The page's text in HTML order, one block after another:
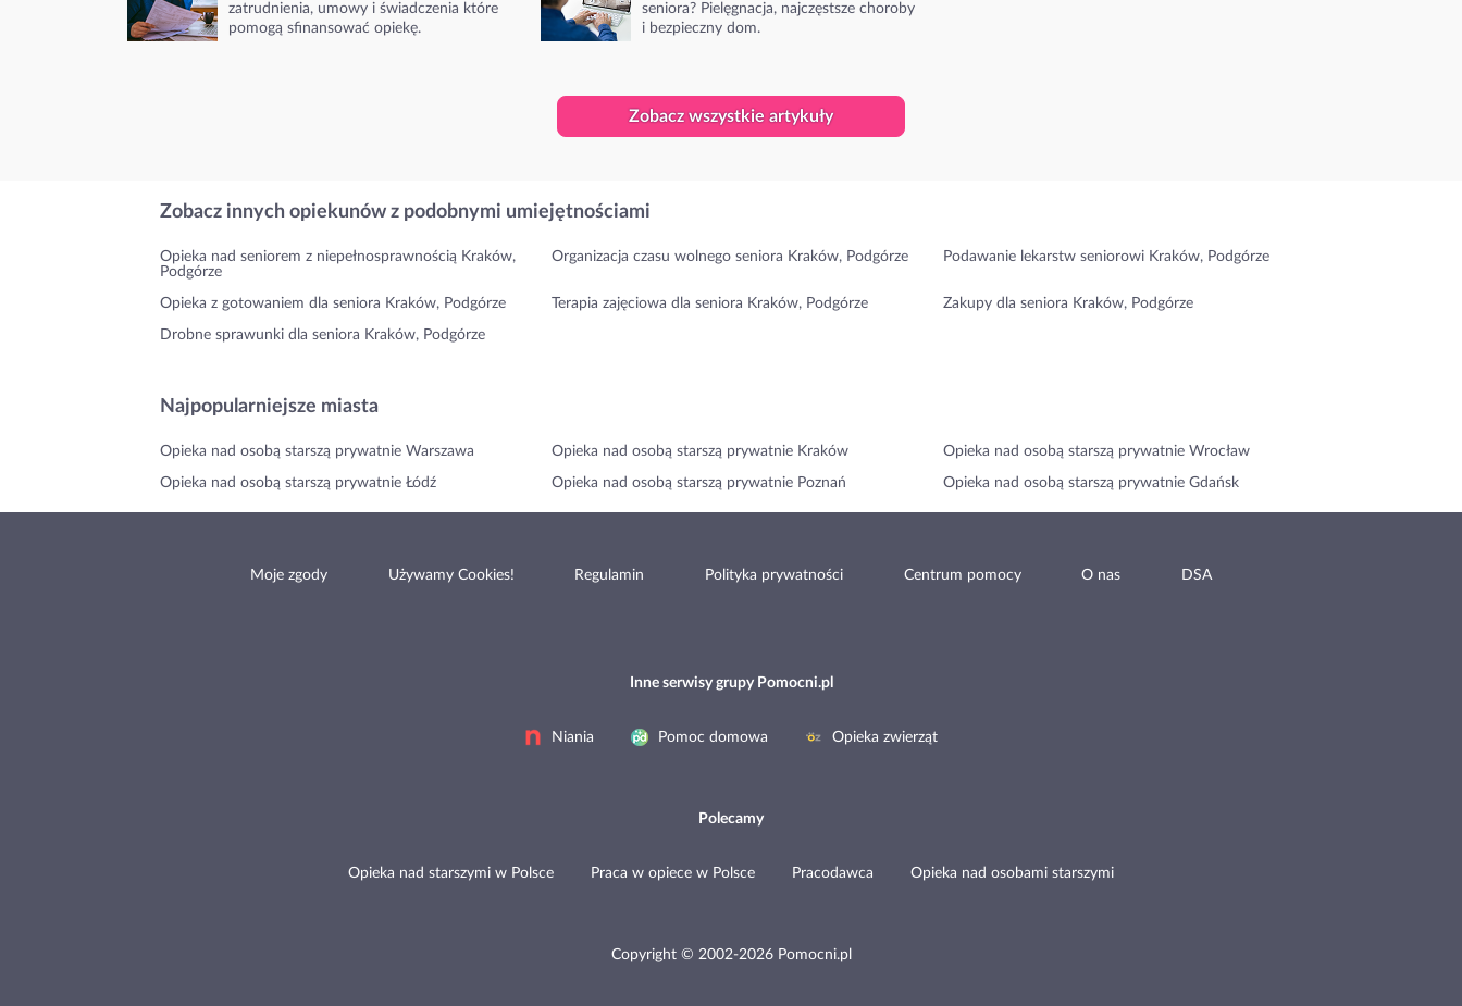
zatrudnienia, umowy i świadczenia które
pomogą sfinansować opiekę.
seniora? Pielęgnacja, najczęstsze choroby
i bezpieczny dom.
Zobacz wszystkie artykuły
Zobacz innych opiekunów z podobnymi umiejętnościami
Opieka nad seniorem z niepełnosprawnością Kraków,
Podgórze
Organizacja czasu wolnego seniora Kraków, Podgórze Podawanie lekarstw seniorowi Kraków, Podgórze
Opieka z gotowaniem dla seniora Kraków, Podgórze Terapia zajęciowa dla seniora Kraków, Podgórze Zakupy dla seniora Kraków, Podgórze
Drobne sprawunki dla seniora Kraków, Podgórze
Najpopularniejsze miasta
Opieka nad osobą starszą prywatnie Warszawa Opieka nad osobą starszą prywatnie Kraków Opieka nad osobą starszą prywatnie Wrocław
Opieka nad osobą starszą prywatnie Łódź Opieka nad osobą starszą prywatnie Poznań Opieka nad osobą starszą prywatnie Gdańsk
Moje zgody Używamy Cookies! Regulamin Polityka prywatności Centrum pomocy O nas DSA
Inne serwisy grupy Pomocni.pl
Niania Pomoc domowa Opieka zwierząt
Polecamy
Opieka nad starszymi w Polsce Praca w opiece w Polsce Pracodawca Opieka nad osobami starszymi
Copyright © 2002-2026 Pomocni.pl